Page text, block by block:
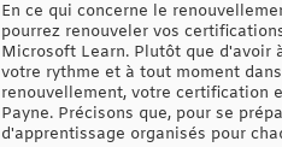
En ce qui concerne le
pourrez renouveler vos
Microsoft Learn. Plutôt que d'avoir
votre rythme et à tout moment
renouvellement, votre certification
Payne. Précisons que, pour se
d'apprentissage organisés pour